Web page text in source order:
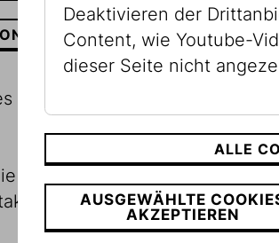
RECHERCHEN
Archives ist eine
Ausstellungsorganisation
finden Sie in der Infobox.
Deaktivieren der
Content, wie Youtube-
dieser Seite nicht
ALLE
AUSGEWÄHLTE
AKZEPTIEREN